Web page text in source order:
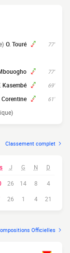
77'
O. Touré
77'
69'
Kasembé
61'
Corentine
Classement complet
J G N D
26 14 8
4
26 1 4 21
Officielles